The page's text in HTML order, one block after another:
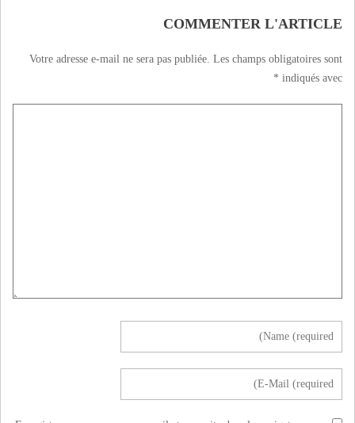
COMMENTER L'ARTICLE
Votre adresse e-mail ne sera pas publiée. Les champs obligatoires sont
indiqués avec
*